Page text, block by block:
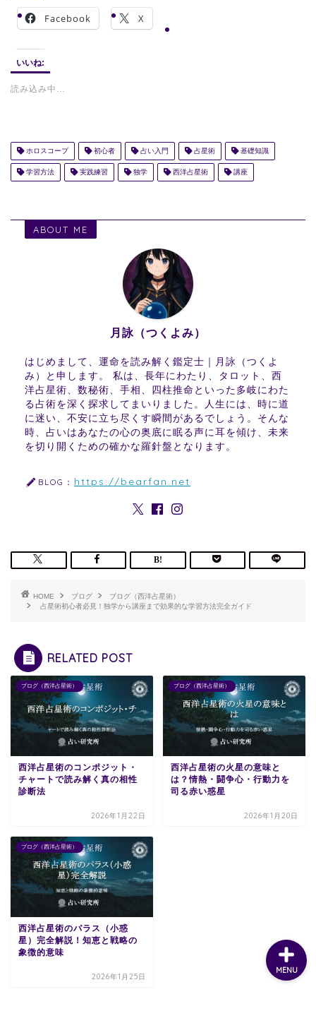
Facebook X
いいね:
読み込み中…
ホロスコープ 初心者 占い入門 占星術 基礎知識
学習方法 実践練習 独学 西洋占星術 講座
ABOUT ME
月詠（つくよみ）
はじめまして、運命を読み解く鑑定士｜月詠（つくよ
み）と申します。 私は、長年にわたり、タロット、西
洋占星術、数秘術、手相、四柱推命といった多岐にわた
る占術を深く探求してまいりました。人生には、時に道
に迷い、不安に立ち尽くす瞬間があるでしょう。そんな
時、占いはあなたの心の奥底に眠る声に耳を傾け、未来
を切り開くための確かな羅針盤となります。
BLOG： https://bearfan.net
HOME ブログ
ブログ（西洋占星術）
占星術初心者必見！独学から講座まで効果的な学習方法完全ガイド
RELATED POST
ブログ（西洋占星術）
西洋占星術のコンポジット・
チャートで読み解く真の相性
診断法
2026年1月22日
ブログ（西洋占星術）
西洋占星術の火星の意味と
は？情熱・闘争心・行動力を
司る赤い惑星
2026年1月20日
ブログ（西洋占星術）
西洋占星術のパラス（小惑
星）完全解説！知恵と戦略の
象徴的意味
2026年1月25日
MENU